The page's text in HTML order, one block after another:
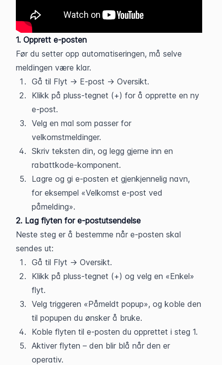
1. Opprett e-posten
Før du setter opp automatiseringen, må selve
meldingen være klar.
Gå til Flyt → E-post → Oversikt.
Klikk på pluss-tegnet (+) for å opprette en ny
e-post.
Velg en mal som passer for
velkomstmeldinger.
Skriv teksten din, og legg gjerne inn en
rabattkode-komponent.
Lagre og gi e-posten et gjenkjennelig navn,
for eksempel «Velkomst e-post ved
påmelding».
2. Lag flyten for e-postutsendelse
Neste steg er å bestemme når e-posten skal
sendes ut:
Gå til Flyt → Oversikt.
Klikk på pluss-tegnet (+) og velg en «Enkel»
flyt.
Velg triggeren «Påmeldt popup», og koble den
til popupen du ønsker å bruke.
Koble flyten til e-posten du opprettet i steg 1.
Aktiver flyten – den blir blå når den er
operativ.